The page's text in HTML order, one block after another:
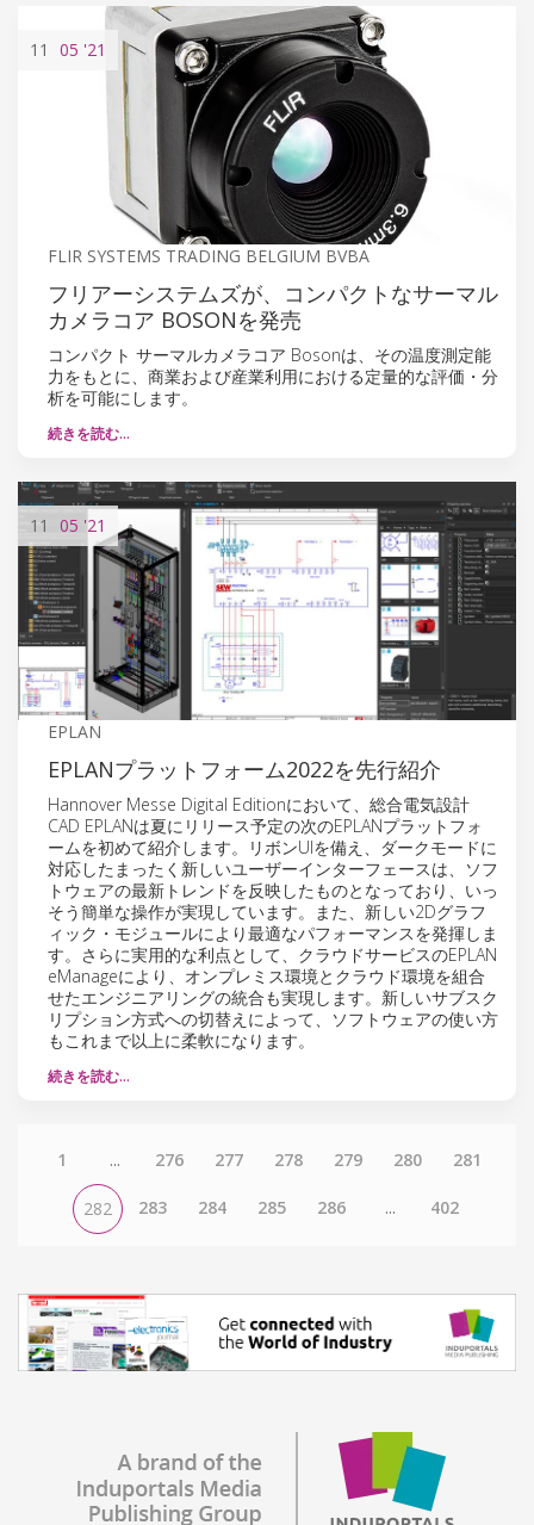
11 05 '21
FLIR SYSTEMS TRADING BELGIUM BVBA
フリアーシステムズが、コンパクトなサーマル
カメラコア BOSONを発売
コンパクト サーマルカメラコア Bosonは、その温度測定能
力をもとに、商業および産業利用における定量的な評価・分
析を可能にします。
続きを読む…
11 05 '21
EPLAN
EPLANプラットフォーム2022を先行紹介
Hannover Messe Digital Editionにおいて、総合電気設計
CAD EPLANは夏にリリース予定の次のEPLANプラットフォ
ームを初めて紹介します。リボンUIを備え、ダークモードに
対応したまったく新しいユーザーインターフェースは、ソフ
トウェアの最新トレンドを反映したものとなっており、いっ
そう簡単な操作が実現しています。また、新しい2Dグラフ
ィック・モジュールにより最適なパフォーマンスを発揮しま
す。さらに実用的な利点として、クラウドサービスのEPLAN
eManageにより、オンプレミス環境とクラウド環境を組合
せたエンジニアリングの統合も実現します。新しいサブスク
リプション方式への切替えによって、ソフトウェアの使い方
もこれまで以上に柔軟になります。
続きを読む…
1 ... 276 277 278 279 280 281
282 283 284 285 286 ... 402